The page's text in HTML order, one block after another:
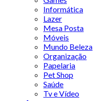
Informática
Lazer
Mesa Posta
Móveis
Mundo Beleza
Organização
Papelaria
Pet Shop
Saúde
Tv e Vídeo